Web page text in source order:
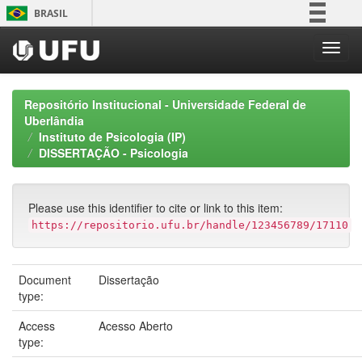
Skip
navigation
BRASIL
Participe
Acesso à informação
Repositório Institucional - Universidade Federal de
Uberlândia
Instituto de Psicologia (IP)
DISSERTAÇÃO - Psicologia
Please use this identifier to cite or link to this item:
https://repositorio.ufu.br/handle/123456789/17110
Document
type:
Dissertação
Access
type:
Acesso Aberto